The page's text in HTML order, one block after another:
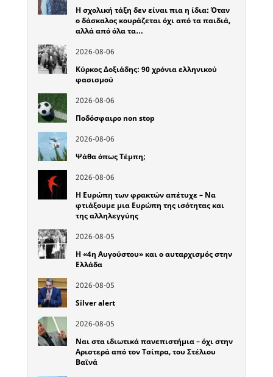
Η σχολική τάξη δεν είναι πια η ίδια: Όταν
ο δάσκαλος κουράζεται όχι από τα παιδιά,
αλλά από όλα τα…
2026-08-06
Κύρκος Δοξιάδης: 90 χρόνια ελληνικού
φασισμού
2026-08-06
Ποδόσφαιρο non stop
2026-08-06
Ψάθα όπως Τέμπη;
2026-08-06
Η Ευρώπη των φρακτών απέτυχε – Να
φτιάξουμε μια Ευρώπη της ισότητας και
της αλληλεγγύης
2026-08-05
Η «4η Αυγούστου» και ο αυταρχισμός στην
Ελλάδα
2026-08-05
Silver alert
2026-08-05
Ναι στα ιδιωτικά πανεπιστήμια – όχι στην
Αριστερά από τον Τσίπρα, του Στέλιου
Βαϊνά